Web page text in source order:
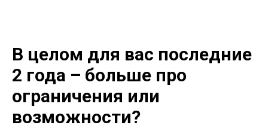
В целом для вас последние
2 года – больше про
ограничения или
возможности?